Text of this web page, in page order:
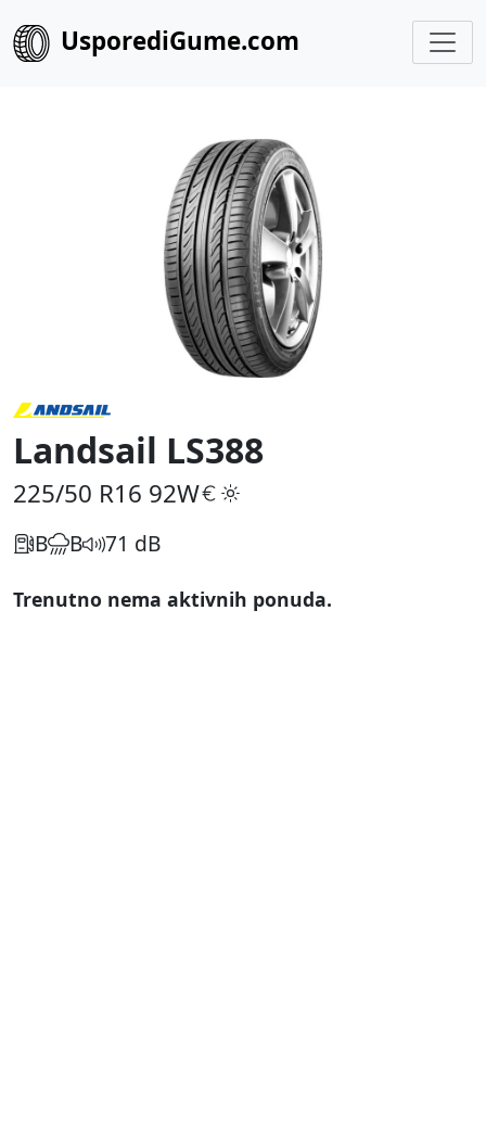
UsporediGume.com
Landsail LS388
225/50 R16 92W
B B 71 dB
Trenutno nema aktivnih ponuda.